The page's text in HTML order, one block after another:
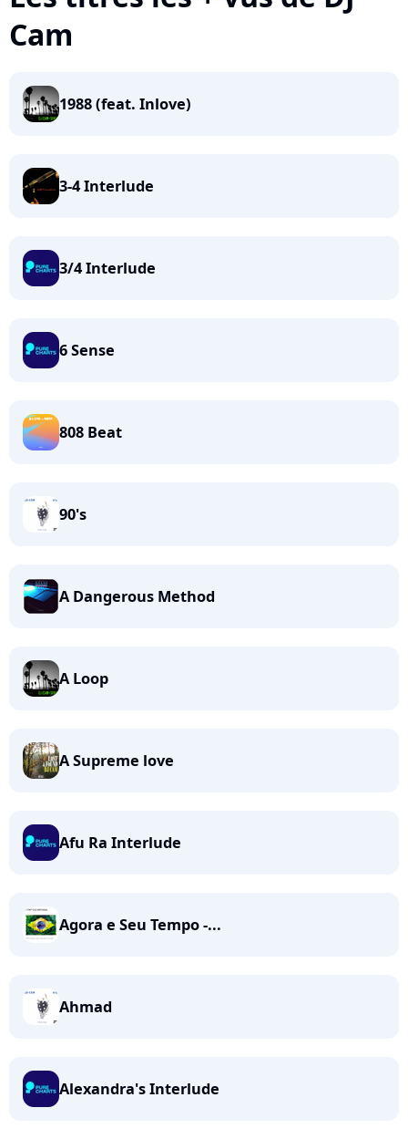
Cam
1988 (feat. Inlove)
3-4 Interlude
3/4 Interlude
6 Sense
808 Beat
90's
A Dangerous Method
A Loop
A Supreme love
Afu Ra Interlude
Agora e Seu Tempo -...
Ahmad
Alexandra's Interlude